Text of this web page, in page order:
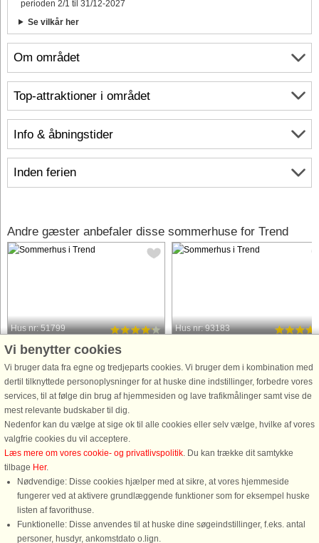
Om området
Info & åbningstider
Inden ferien
perioden 2/1 til 31/12-2027
Se vilkår her
Top-attraktioner i området
Andre gæster anbefaler disse sommerhuse for Trend
Hus nr: 51799
Trend
8 personer, 98 m²
50 m til kyst.
Sommerhus med lukket have
beliggende med panoramaudsigt til
Limfjorden, som kan tilbyde en god
badestrand. Fra såvel grunden som
fra huset er der panoramaudsigt over
Limfjorden. Huset er indrettet med ...
fra 4.192 DKK
Hus nr: 93183
5 personer, 82 m²
100 m til kyst.
Velindrettet sommerhus på lukket
Limfjorden – udsigten kan periodevis
træerne omkring huset.
Vi benytter cookies
Vi bruger data fra egne og tredjeparts cookies. Vi bruger dem i kombination med
dertil tilknyttede personoplysninger for at huske dine indstillinger, forbedre vores
services, til at følge din brug af hjemmesiden og lave trafikmålinger samt vise de
mest relevante budskaber til dig.
Nedenfor kan du vælge at sige ok til alle cookies eller selv vælge, hvilke af vores
valgfrie cookies du vil acceptere.
Læs mere om vores cookie- og privatlivspolitik. Du kan trække dit samtykke
tilbage Her.
Nødvendige: Disse cookies hjælper med at sikre, at vores hjemmeside
fungerer ved at aktivere grundlæggende funktioner som for eksempel huske
listen af favorithuse.
Funktionelle: Disse anvendes til at huske dine søgeindstillinger, f.eks. antal
personer, husdyr, ankomstdato o.lign.